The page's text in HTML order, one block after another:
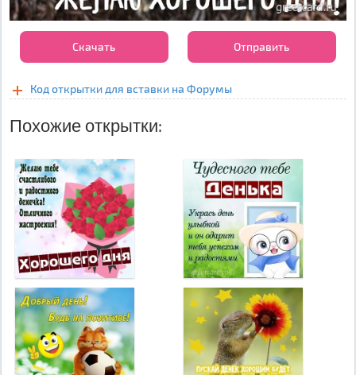
Скачать Отправить
Код открытки для вставки на Форумы
Похожие открытки: